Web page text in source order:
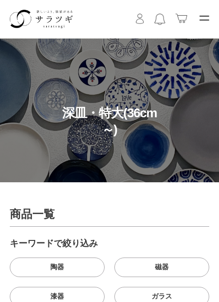
深皿・特大(36cm
～)
商品一覧
キーワードで絞り込み
陶器 磁器
漆器 ガラス